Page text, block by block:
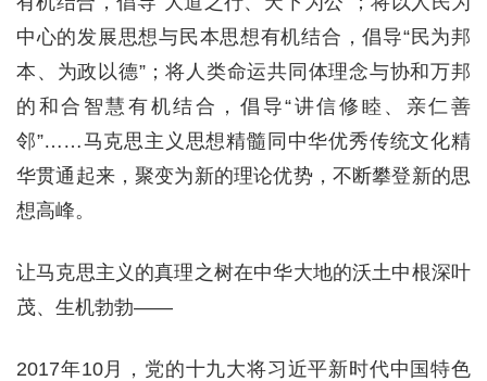
中心的发展思想与民本思想有机结合，倡导“民为邦
本、为政以德”；将人类命运共同体理念与协和万邦
的和合智慧有机结合，倡导“讲信修睦、亲仁善
邻”……马克思主义思想精髓同中华优秀传统文化精
华贯通起来，聚变为新的理论优势，不断攀登新的思
想高峰。
让马克思主义的真理之树在中华大地的沃土中根深叶
茂、生机勃勃——
2017年10月，党的十九大将习近平新时代中国特色